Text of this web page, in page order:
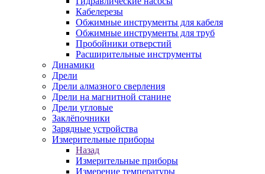
Кабелерезы
Обжимные инструменты для кабеля
Обжимные инструменты для труб
Пробойники отверстий
Расширительные инструменты
Динамики
Дрели
Дрели алмазного сверления
Дрели на магнитной станине
Дрели угловые
Заклёпочники
Зарядные устройства
Измерительные приборы
Назад
Измерительные приборы
Измерение температуры